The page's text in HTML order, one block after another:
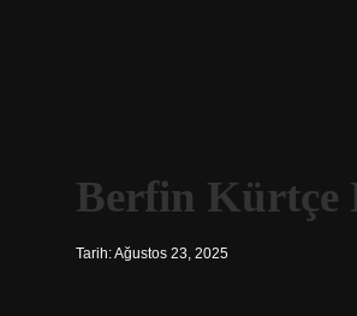
Berfin Kürtçe
Tarih: Ağustos 23, 2025